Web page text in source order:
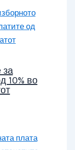
за
10% во